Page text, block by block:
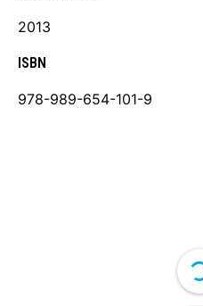
2013
ISBN
978-989-654-101-9